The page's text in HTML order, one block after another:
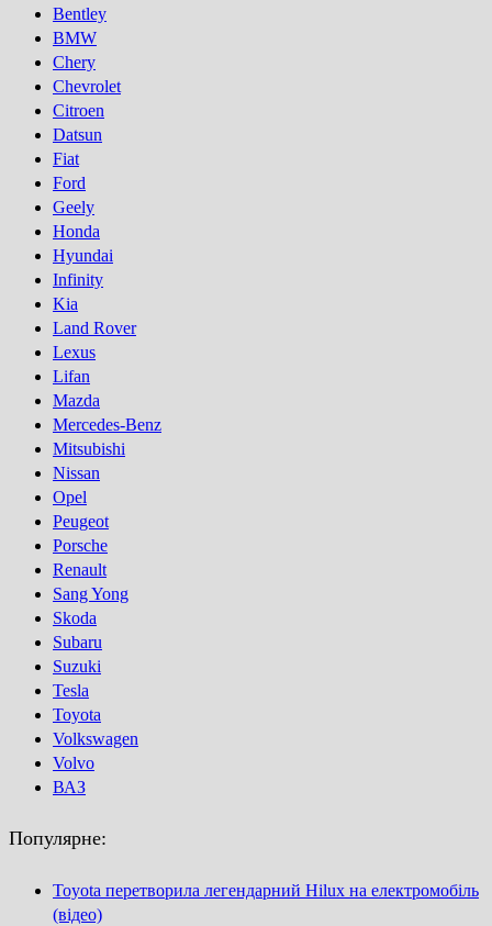
Bentley
BMW
Chery
Chevrolet
Citroen
Datsun
Fiat
Ford
Geely
Honda
Hyundai
Infinity
Kia
Land Rover
Lexus
Lifan
Mazda
Mercedes-Benz
Mitsubishi
Nissan
Opel
Peugeot
Porsсhe
Renault
Sang Yong
Skoda
Subaru
Suzuki
Tesla
Toyota
Volkswagen
Volvo
ВАЗ
Популярне:
Toyota перетворила легендарний Hilux на електромобіль
(відео)